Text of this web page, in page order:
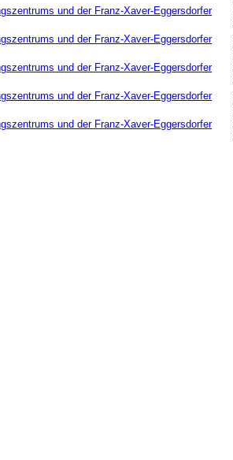
und der Franz-Xaver-Eggersdorfer
und der Franz-Xaver-Eggersdorfer
und der Franz-Xaver-Eggersdorfer
und der Franz-Xaver-Eggersdorfer
und der Franz-Xaver-Eggersdorfer